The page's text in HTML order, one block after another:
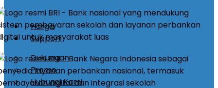
Harga
Support
Dukungan
Promo
Hubungi Kami